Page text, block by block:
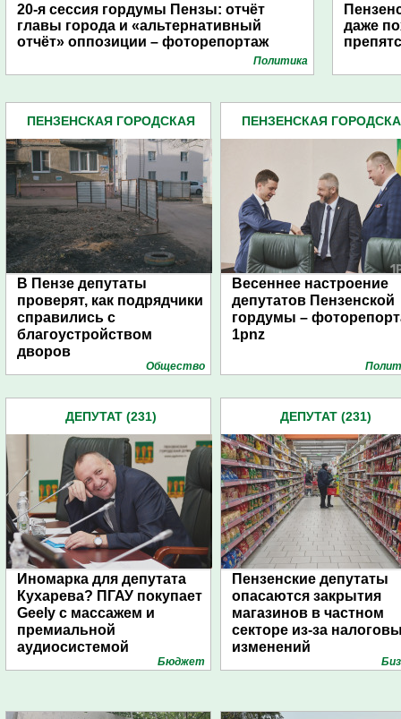
20-я сессия гордумы Пензы: отчёт
главы города и «альтернативный
отчёт» оппозиции – фоторепортаж
Политика
даже
ПЕНЗЕНСКАЯ ГОРОДСКАЯ
В Пензе депутаты
проверят, как подрядчики
справились с
благоустройством
дворов
Общество
ПЕНЗЕНСКАЯ
Весеннее настроение
депутатов Пензенской
гордумы –
1pnz
ДЕПУТАТ (231)
Иномарка для депутата
Кухарева? ПГАУ покупает
Geely с массажем и
премиальной
аудиосистемой
Бюджет
ДЕПУТАТ (231)
Пензенские депутаты
опасаются закрытия
магазинов в частном
секторе из-за
изменений